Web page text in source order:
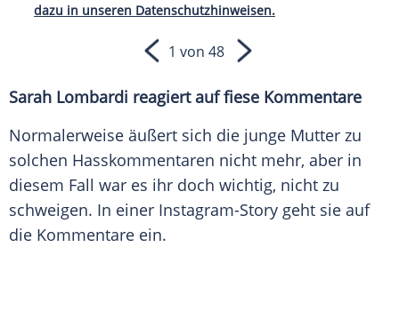
dazu in unseren Datenschutzhinweisen.
1 von 48
Sarah Lombardi reagiert auf fiese Kommentare
Normalerweise äußert sich die junge Mutter zu
solchen Hasskommentaren nicht mehr, aber in
diesem Fall war es ihr doch wichtig, nicht zu
schweigen. In einer Instagram-Story geht sie auf
die Kommentare ein.